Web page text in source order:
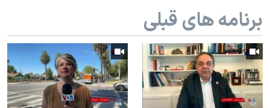
نرگس محمدی برنده جایزه نوبل صلح
همایش محافظه‌کاران آمریکا «سی‌پک»
صفحه‌های ویژه
سفر پرزیدنت ترامپ به چین
برنامه های قبلی